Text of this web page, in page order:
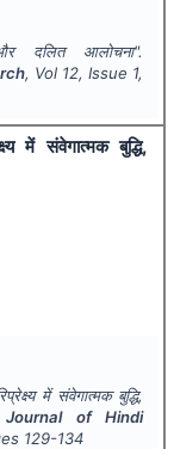
दलित आलोचना".
, Vol 12, Issue 1,
में संवेगात्मक बुद्धि,
में संवेगात्मक बुद्धि,
Journal of Hindi
129-134